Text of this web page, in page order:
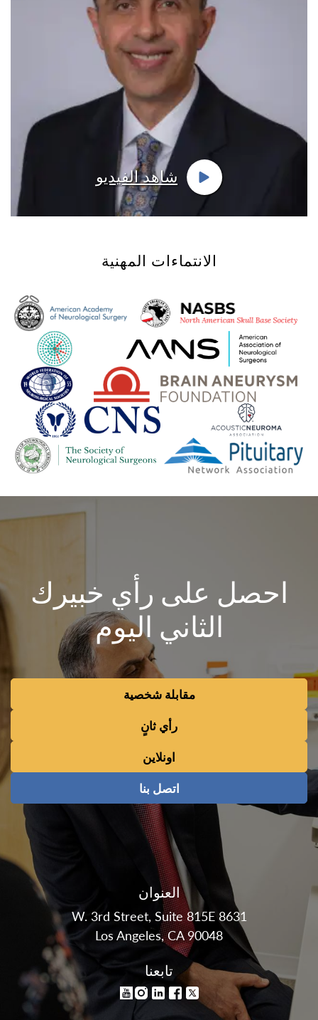
شاهد الفيديو
الانتماءات المهنية
احصل على رأي خبيرك
الثاني اليوم
مقابلة شخصية
رأي ثانٍ
اونلاين
اتصل بنا
العنوان
8631 W. 3rd Street, Suite 815E
Los Angeles, CA 90048
تابعنا